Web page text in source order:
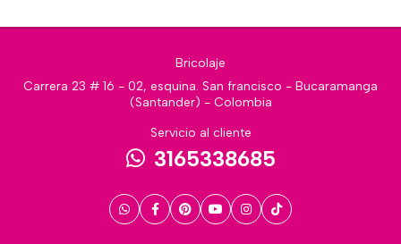
Bricolaje
Carrera 23 # 16 - 02, esquina. San francisco - Bucaramanga
(Santander) - Colombia
Servicio al cliente
3165338685